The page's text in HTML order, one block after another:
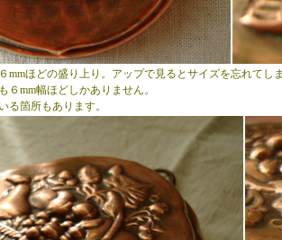
mmほどの盛り上り。アップで見るとサイズを忘れて
６mm幅ほどしかありません。
る箇所もあります。